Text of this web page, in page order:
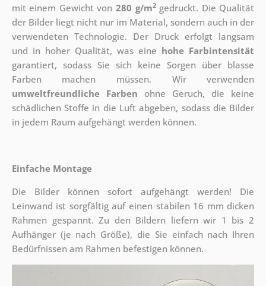
mit einem Gewicht von 280 g/m2gedruckt. Die Qualität
der Bilder liegt nicht nur im Material, sondern auch in der
verwendeten Technologie. Der Druck erfolgt langsam
und in hoher Qualität, was eine hohe Farbintensität
garantiert, sodass Sie sich keine Sorgen über blasse
Farben machen müssen. Wir verwenden
umweltfreundliche Farben ohne Geruch, die keine
schädlichen Stoffe in die Luft abgeben, sodass die Bilder
in jedem Raum aufgehängt werden können.
Einfache Montage
Die Bilder können sofort aufgehängt werden! Die
Leinwand ist sorgfältig auf einen stabilen 16 mm dicken
Rahmen gespannt. Zu den Bildern liefern wir 1 bis 2
Aufhänger (je nach Größe), die Sie einfach nach Ihren
Bedürfnissen am Rahmen befestigen können.